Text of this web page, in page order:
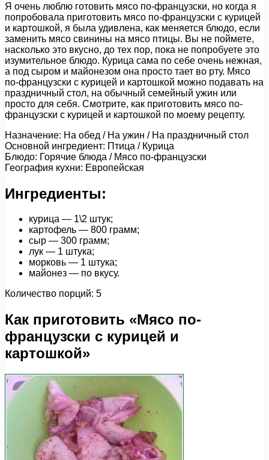
Я очень люблю готовить мясо по-французски, но когда я
попробовала приготовить мясо по-французски с курицей
и картошкой, я была удивлена, как меняется блюдо, если
заменить мясо свинины на мясо птицы. Вы не поймете,
насколько это вкусно, до тех пор, пока не попробуете это
изумительное блюдо. Курица сама по себе очень нежная,
а под сыром и майонезом она просто тает во рту. Мясо
по-французски с курицей и картошкой можно подавать на
праздничный стол, на обычный семейный ужин или
просто для себя. Смотрите, как приготовить мясо по-
французски с курицей и картошкой по моему рецепту.
Назначение: На обед / На ужин / На праздничный стол
Основной ингредиент: Птица / Курица
Блюдо: Горячие блюда / Мясо по-французски
География кухни: Европейская
Ингредиенты:
курица — 1\2 штук;
картофель — 800 грамм;
сыр — 300 грамм;
лук — 1 штука;
морковь — 1 штука;
майонез — по вкусу.
Количество порций: 5
Как приготовить «Мясо по-
французски с курицей и
картошкой»